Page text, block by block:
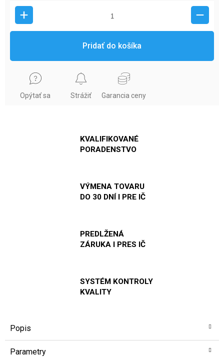
Pridať do košíka
Opýtať sa Strážiť Garancia ceny
KVALIFIKOVANÉ
PORADENSTVO
VÝMENA TOVARU
DO 30 DNÍ I PRE IČ
PREDLŽENÁ
ZÁRUKA I PRES IČ
SYSTÉM KONTROLY
KVALITY
Popis
Parametry